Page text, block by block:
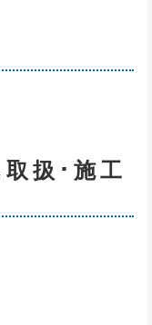
扱･施工